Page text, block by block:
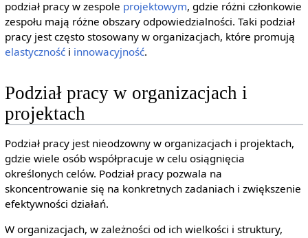
podział pracy w zespole projektowym, gdzie różni członkowie
zespołu mają różne obszary odpowiedzialności. Taki podział
pracy jest często stosowany w organizacjach, które promują
elastycznośći innowacyjność.
Podział pracy w organizacjach i
projektach
Podział pracy jest nieodzowny w organizacjach i projektach,
gdzie wiele osób współpracuje w celu osiągnięcia
określonych celów. Podział pracy pozwala na
skoncentrowanie się na konkretnych zadaniach i zwiększenie
efektywności działań.
W organizacjach, w zależności od ich wielkości i struktury,